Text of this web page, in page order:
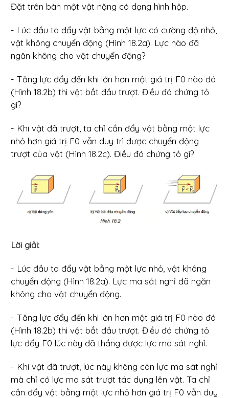
Đặt trên bàn một vật nặng có dạng hình hộp.
- Lúc đầu ta đẩy vật bằng một lực có cường độ nhỏ,
vật không chuyển động (Hình 18.2a). Lực nào đã
ngăn không cho vật chuyển động?
- Tăng lực đẩy đến khi lớn hơn một giá trị F0 nào đó
(Hình 18.2b) thì vật bắt đầu trượt. Điều đó chứng tỏ
gì?
- Khi vật đã trượt, ta chỉ cần đẩy vật bằng một lực
nhỏ hơn giá trị F0 vẫn duy trì được chuyển động
trượt của vật (Hình 18.2c). Điều đó chứng tỏ gì?
Lời giải:
- Lúc đầu ta đẩy vật bằng một lực nhỏ, vật không
chuyển động (Hình 18.2a). Lực ma sát nghỉ đã ngăn
không cho vật chuyển động.
- Tăng lực đẩy đến khi lớn hơn một giá trị F0 nào đó
(Hình 18.2b) thì vật bắt đầu trượt. Điều đó chứng tỏ
lực đẩy F0 lúc này đã thắng được lực ma sát nghỉ.
- Khi vật đã trượt, lúc này không còn lực ma sát nghỉ
mà chỉ có lực ma sát trượt tác dụng lên vật. Ta chỉ
cần đẩy vật bằng một lực nhỏ hơn giá trị F0 vẫn duy